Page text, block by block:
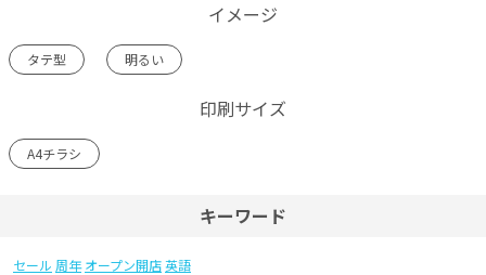
イメージ
タテ型 明るい
印刷サイズ
A4チラシ
キーワード
セール 周年 オープン開店英語